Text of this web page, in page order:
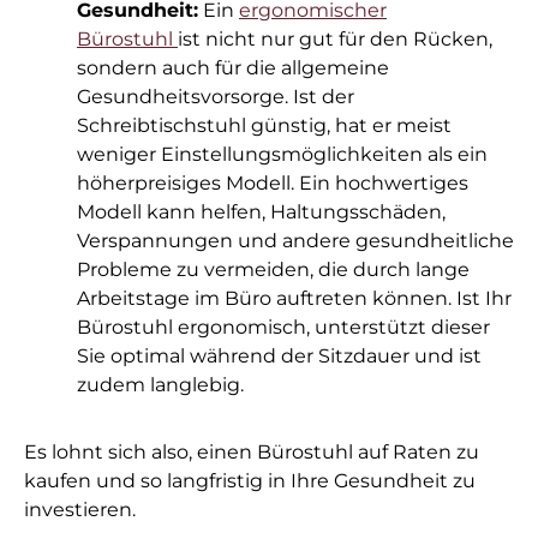
Gesundheit: Ein ergonomischer
Bürostuhl ist nicht nur gut für den Rücken,
sondern auch für die allgemeine
Gesundheitsvorsorge. Ist der
Schreibtischstuhl günstig, hat er meist
weniger Einstellungsmöglichkeiten als ein
höherpreisiges Modell. Ein hochwertiges
Modell kann helfen, Haltungsschäden,
Verspannungen und andere gesundheitliche
Probleme zu vermeiden, die durch lange
Arbeitstage im Büro auftreten können. Ist Ihr
Bürostuhl ergonomisch, unterstützt dieser
Sie optimal während der Sitzdauer und ist
zudem langlebig.
Es lohnt sich also, einen Bürostuhl auf Raten zu
kaufen und so langfristig in Ihre Gesundheit zu
investieren.